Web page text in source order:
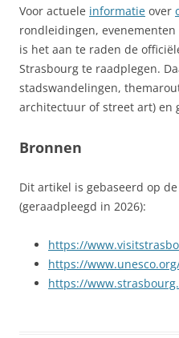
Voor actuele informatie over
rondleidingen,
is het aan te raden de
Strasbourg te raadplegen.
stadswandelingen,
architectuur of street art) en
Bronnen
Dit artikel is gebaseerd op
(geraadpleegd in 2026):
https://
https://
https://